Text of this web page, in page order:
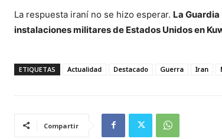
La respuesta iraní no se hizo esperar. La
instalaciones militares de Estados Unidos en
ETIQUETAS Actualidad Destacado Guerra Iran
Compartir